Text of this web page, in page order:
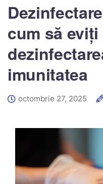
cum să
imunitatea
octombrie 27, 2025